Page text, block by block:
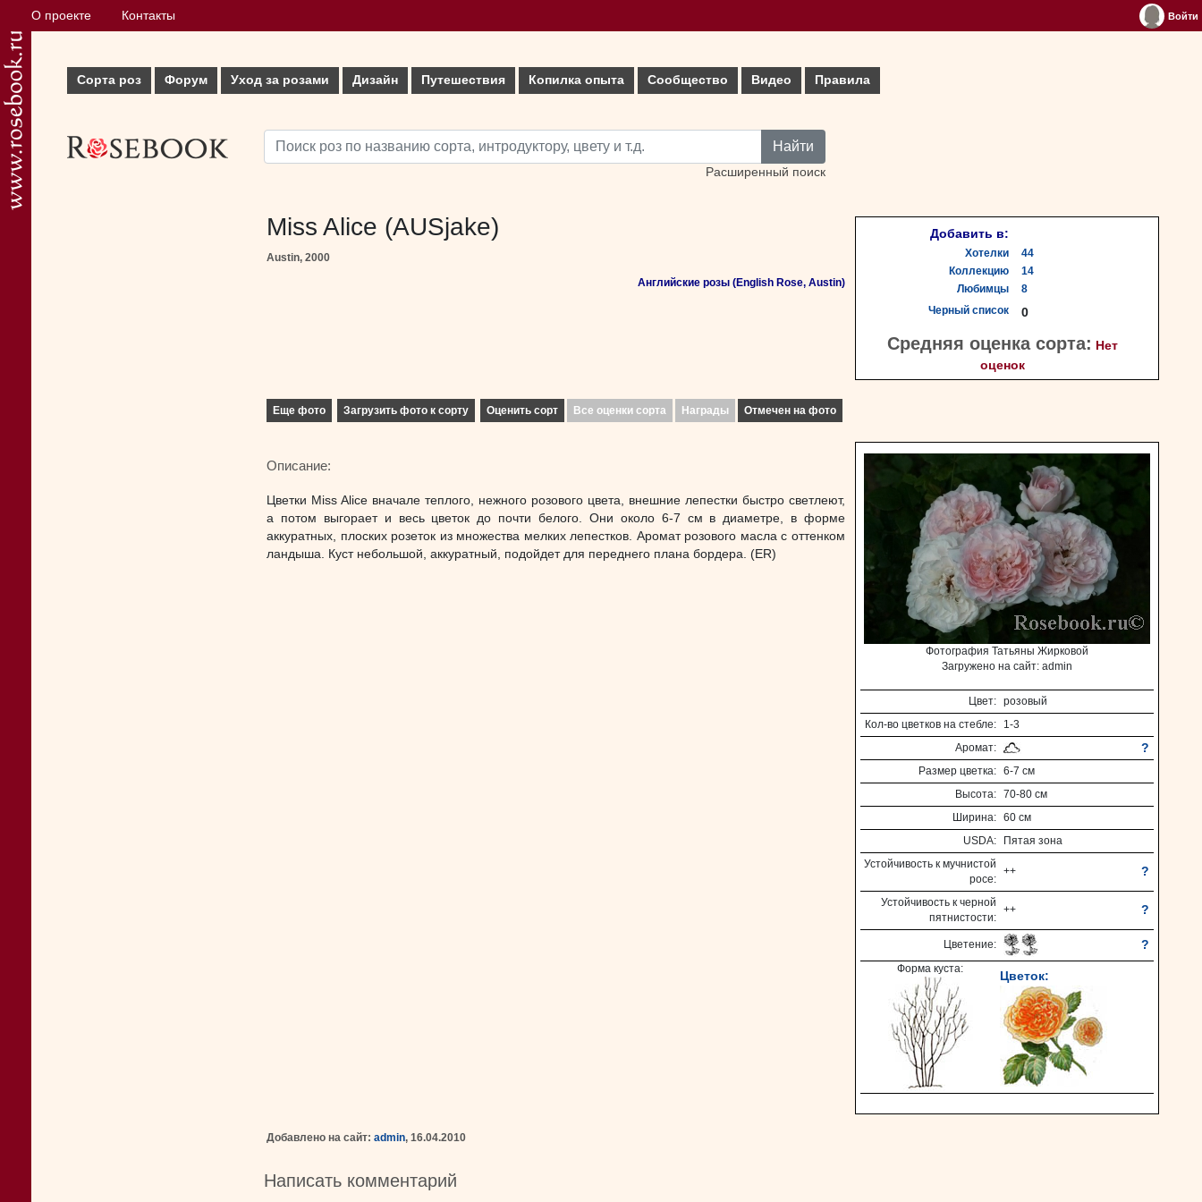
О проекте Контакты Войти
Сорта роз Форум Уход за розами Дизайн Путешествия Копилка опыта Сообщество Видео Правила
Найти
Расширенный поиск
Miss Alice (AUSjake)
Austin, 2000
Английские розы (English Rose, Austin)
Добавить в:
Хотелки
44
Коллекцию
14
Любимцы
8
Черный список
0
Средняя оценка сорта: Нет
оценок
Еще фото Загрузить фото к сорту Оценить сорт Все оценки сорта Награды Отмечен на фото
Описание:
Цветки Miss Alice вначале теплого, нежного розового цвета, внешние лепестки быстро светлеют,
а потом выгорает и весь цветок до почти белого. Они около 6-7 см в диаметре, в форме
аккуратных, плоских розеток из множества мелких лепестков. Аромат розового масла с оттенком
ландыша. Куст небольшой, аккуратный, подойдет для переднего плана бордера. (ER)
Фотография Татьяны Жирковой
Загружено на сайт: admin
Цвет: розовый
Кол-во цветков на стебле: 1-3
Аромат: ?
Размер цветка: 6-7 см
Высота: 70-80 см
Ширина: 60 см
USDA: Пятая зона
Устойчивость к мучнистой
росе:
++ ?
Устойчивость к черной
пятнистости:
++ ?
Цветение: ?
Форма куста: Цветок:
Добавлено на сайт: admin, 16.04.2010
Написать комментарий